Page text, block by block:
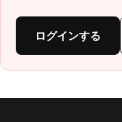
ログインする